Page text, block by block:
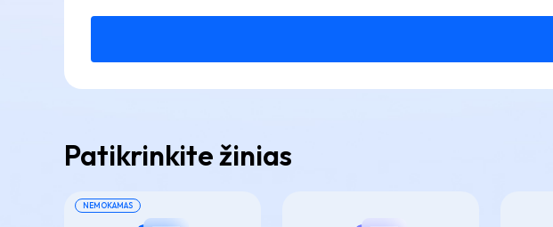
Patikrinkite žinias
NEMOKAMAS